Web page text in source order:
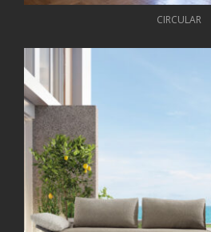
CIRCULAR